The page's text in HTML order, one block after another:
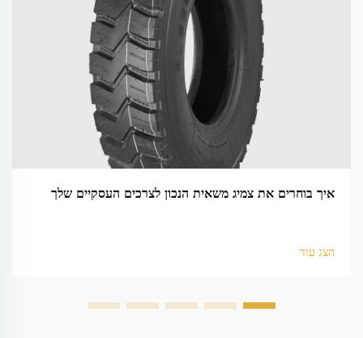
איך בוחרים את צמיג משאית הנכון לצרכים העסקיים שלך
הצג עוד